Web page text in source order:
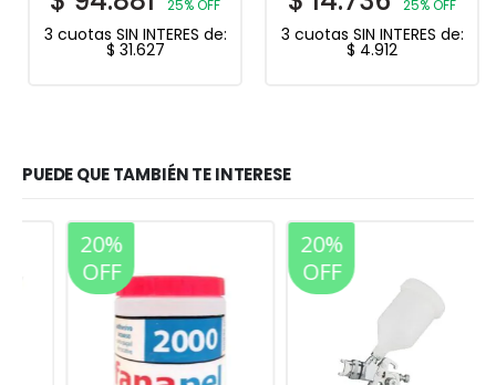
25% OFF
3 cuotas SIN INTERES de:
$ 31.627
25% OFF
3 cuotas SIN INTERES de:
$ 4.912
PUEDE QUE TAMBIÉN TE INTERESE
20%
OFF
20%
OFF